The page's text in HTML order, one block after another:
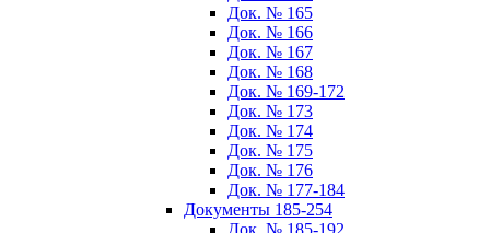
Док. № 165
Док. № 166
Док. № 167
Док. № 168
Док. № 169-172
Док. № 173
Док. № 174
Док. № 175
Док. № 176
Док. № 177-184
Документы 185-254
Док. № 185-192